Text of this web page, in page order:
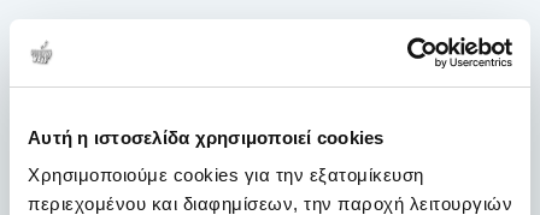
Αυτή η ιστοσελίδα χρησιμοποιεί cookies
Χρησιμοποιούμε cookies για την εξατομίκευση
περιεχομένου και διαφημίσεων, την παροχή λειτουργιών